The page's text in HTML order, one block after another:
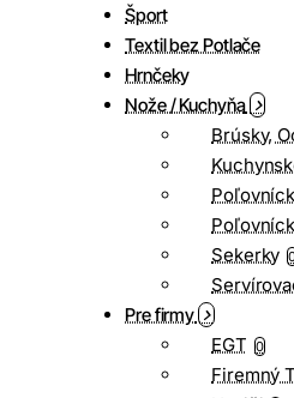
Šport
Textil bez Potlače
Hrnčeky
Nože / Kuchyňa
Brúsky,
Sekerky
Pre firmy
EGT 0
Firemný